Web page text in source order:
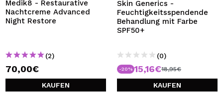
Medik8 - Restaurative
Nachtcreme Advanced
Night Restore
(2)
70,00€
KAUFEN
Skin Generics -
Feuchtigkeitsspendende
Behandlung mit Farbe
SPF50+
(0)
-20% 15,16€18,95€
KAUFEN